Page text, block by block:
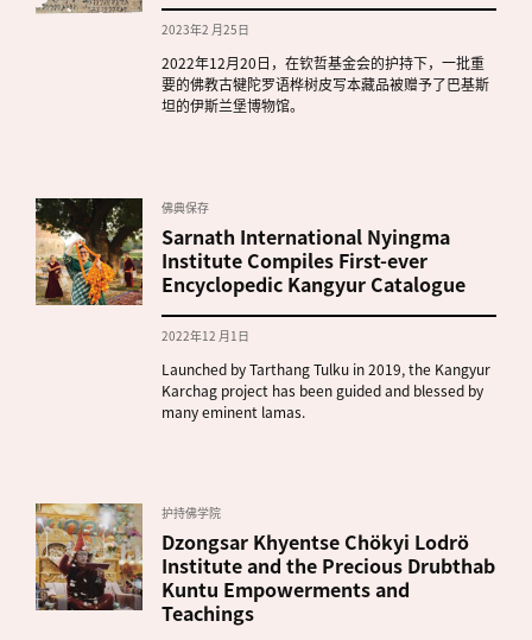
2023年2 月25日
2022年12月20日，在钦哲基金会的护持下，一批重
要的佛教古犍陀罗语桦树皮写本藏品被赠予了巴基斯
坦的伊斯兰堡博物馆。
佛典保存
Sarnath International Nyingma
Institute Compiles First-ever
Encyclopedic Kangyur Catalogue
2022年12 月1日
Launched by Tarthang Tulku in 2019, the Kangyur
Karchag project has been guided and blessed by
many eminent lamas.
护持佛学院
Dzongsar Khyentse Chökyi Lodrö
Institute and the Precious Drubthab
Kuntu Empowerments and
Teachings